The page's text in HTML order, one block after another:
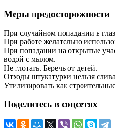
Меры предосторожности
При случайном попадании в
При работе желательно
При попадании на открытые
водой с мылом.
Не глотать. Беречь от детей.
Отходы штукатурки нельзя
Утилизировать как
Поделитесь в соцсетях